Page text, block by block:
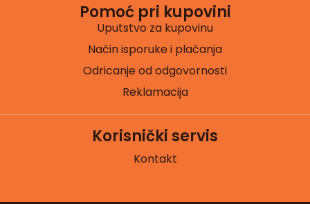
Pomoć pri kupovini
Uputstvo za kupovinu
Način isporuke i plaćanja
Odricanje od odgovornosti
Reklamacija
Korisnički servis
Kontakt